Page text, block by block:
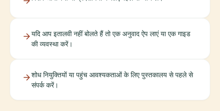
यदि आप इतालवी नहीं बोलते हैं तो एक अनुवाद ऐप लाएं या एक गाइड
की व्यवस्था करें।
शोध नियुक्तियों या पहुंच आवश्यकताओं के लिए पुस्तकालय से पहले से
संपर्क करें।